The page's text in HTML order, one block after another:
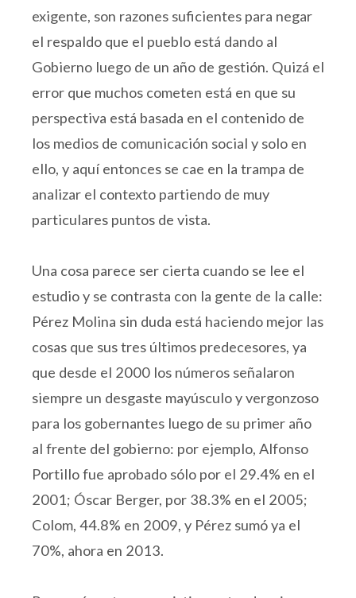
exigente, son razones suficientes para negar
el respaldo que el pueblo está dando al
Gobierno luego de un año de gestión. Quizá el
error que muchos cometen está en que su
perspectiva está basada en el contenido de
los medios de comunicación social y solo en
ello, y aquí entonces se cae en la trampa de
analizar el contexto partiendo de muy
particulares puntos de vista.
Una cosa parece ser cierta cuando se lee el
estudio y se contrasta con la gente de la calle:
Pérez Molina sin duda está haciendo mejor las
cosas que sus tres últimos predecesores, ya
que desde el 2000 los números señalaron
siempre un desgaste mayúsculo y vergonzoso
para los gobernantes luego de su primer año
al frente del gobierno: por ejemplo, Alfonso
Portillo fue aprobado sólo por el 29.4% en el
2001; Óscar Berger, por 38.3% en el 2005;
Colom, 44.8% en 2009, y Pérez sumó ya el
70%, ahora en 2013.